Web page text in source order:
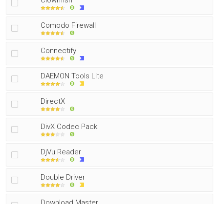
Comodo Firewall
Connectify
DAEMON Tools Lite
DirectX
DivX Codec Pack
DjVu Reader
Double Driver